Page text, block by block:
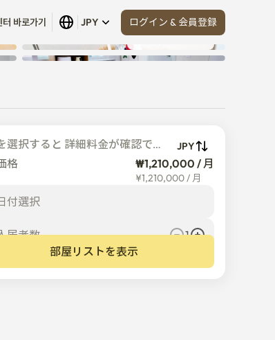
바로가기 JPY ログイン & 会員登録
すべて見る (16)
選択すると 詳細料金が確認でき
JPY
格 ₩1,210,000 / 月
¥1,210,000/ 月
付選択
入居者数
1
部屋リストを表示